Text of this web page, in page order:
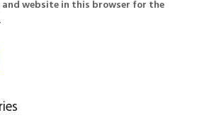
and website in this browser for the